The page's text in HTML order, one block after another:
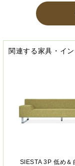
関連する家具・イ
SIESTA 3P 低め＆